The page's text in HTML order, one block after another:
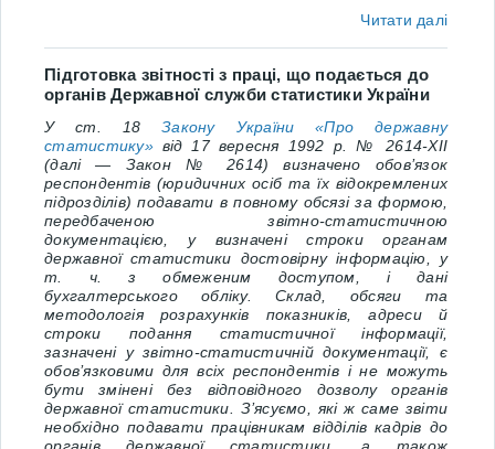
Читати далі
Підготовка звітності з праці, що подається до
органів Державної служби статистики України
У ст. 18Закону України «Про державну
статистику»від 17 вересня 1992 р. № 2614-ХІІ
(далі ― Закон № 2614) визначено обов’язок
респондентів (юридичних осіб та їх відокремлених
підрозділів) подавати в повному обсязі за формою,
передбаченою звітно-статистичною
документацією, у визначені строки органам
державної статистики достовірну інформацію, у
т. ч. з обмеженим доступом, і дані
бухгалтерського обліку. Склад, обсяги та
методологія розрахунків показників, адреси й
строки подання статистичної інформації,
зазначені у звітно-статистичній документації, є
обов’язковими для всіх респондентів і не можуть
бути змінені без відповідного дозволу органів
державної статистики. З’ясуємо, які ж саме звіти
необхідно подавати працівникам відділів кадрів до